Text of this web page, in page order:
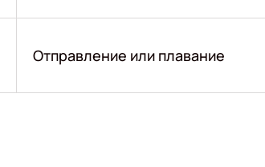
Отправление или плавание